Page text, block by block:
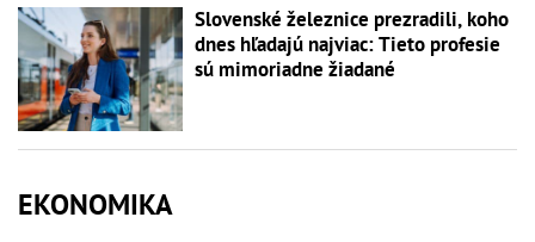
Slovenské železnice prezradili, koho
dnes hľadajú najviac: Tieto profesie
sú mimoriadne žiadané
EKONOMIKA